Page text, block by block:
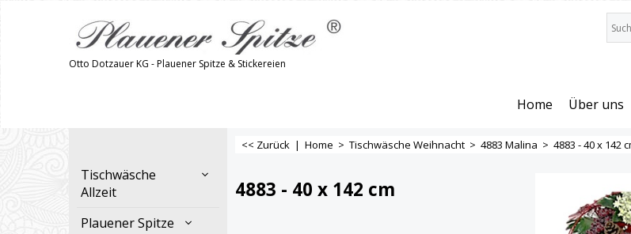
Otto Dotzauer KG - Plauener Spitze & Stickereien
Home Über uns
Tischwäsche
Allzeit
Plauener Spitze
<< Zurück | Home > Tischwäsche Weihnacht > 4883 Malina > 4883 - 40 x 142
4883 - 40 x 142 cm